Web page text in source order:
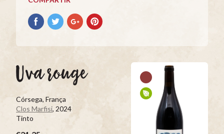
Terroir
Europeus
Compartir
con
Compartir
con
Compartir
con
Compartir
con
Uva rouge
Córsega, França
Clos Marfisi, 2024
Tinto